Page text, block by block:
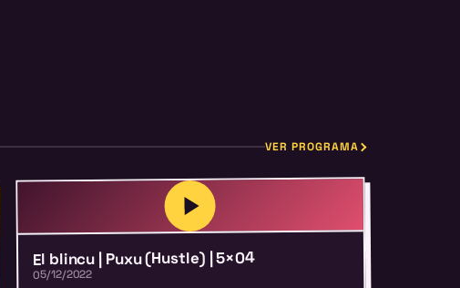
VER PROGRAMA
El blincu | Puxu (Hustle) | 5×04
05/12/2022